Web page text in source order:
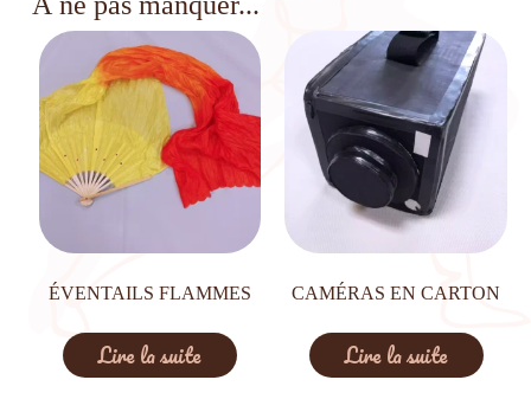
ÉVENTAILS FLAMMES
Lire la suite
CAMÉRAS EN CARTON
Lire la suite